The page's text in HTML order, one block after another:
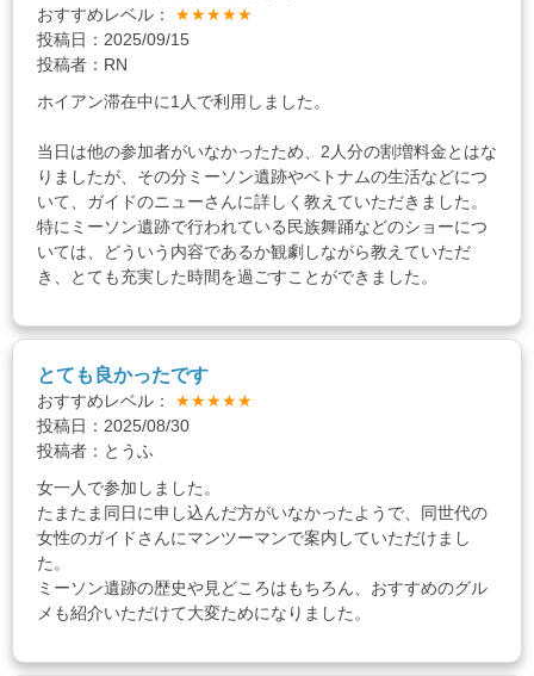
おすすめレベル：
★★★★★
投稿日：2025/09/15
投稿者：RN
ホイアン滞在中に1人で利用しました。
当日は他の参加者がいなかったため、2人分の割増料金とはな
りましたが、その分ミーソン遺跡やベトナムの生活などにつ
いて、ガイドのニューさんに詳しく教えていただきました。
特にミーソン遺跡で行われている民族舞踊などのショーにつ
いては、どういう内容であるか観劇しながら教えていただ
き、とても充実した時間を過ごすことができました。
とても良かったです
おすすめレベル：
★★★★★
投稿日：2025/08/30
投稿者：とうふ
女一人で参加しました。
たまたま同日に申し込んだ方がいなかったようで、同世代の
女性のガイドさんにマンツーマンで案内していただけまし
た。
ミーソン遺跡の歴史や見どころはもちろん、おすすめのグル
メも紹介いただけて大変ためになりました。